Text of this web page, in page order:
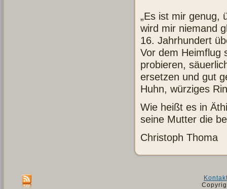
„Es ist mir
wird mir niemand
16. Jahrhundert
Vor dem Heimflug
probieren,
ersetzen und gut
Huhn, würziges
Wie heißt es in
seine Mutter die
Christoph Thoma